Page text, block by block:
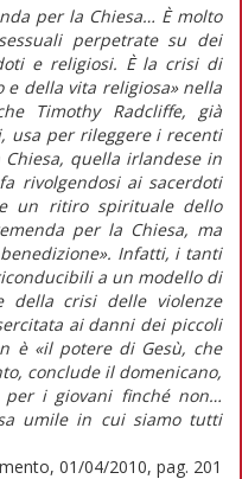
per la Chiesa… È molto
perpetrate su dei
e religiosi. È la crisi di
e della vita religiosa» nella
Timothy Radcliffe, già
usa per rileggere i recenti
quella irlandese in
rivolgendosi ai sacerdoti
un ritiro spirituale dello
per la Chiesa, ma
Infatti, i tanti
a un modello di
della crisi delle violenze
ai danni dei piccoli
è «il potere di Gesù, che
conclude il domenicano,
per i giovani finché non…
umile in cui siamo tutti
01/04/2010, pag. 201